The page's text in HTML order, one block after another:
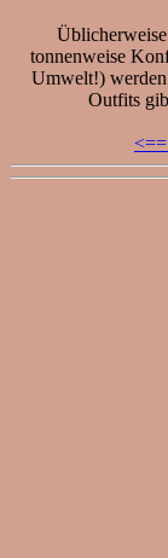
tonnenweise
Umwelt!)
Outfits